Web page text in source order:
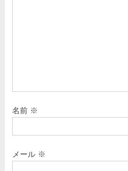
名前 ※
メール ※